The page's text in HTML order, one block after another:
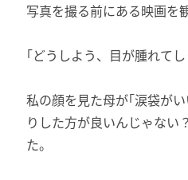
写真を撮る前にある映画を
｢どうしよう、目が腫れて
私の顔を見た母が｢涙袋が
りした方が良いんじゃない
た。